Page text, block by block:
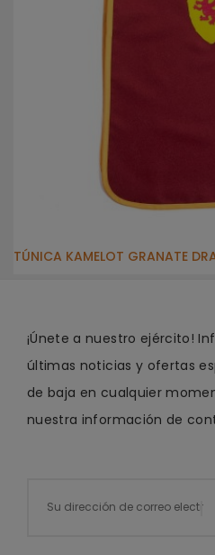
TÚNICA KAMELOT GRANATE
¡Únete a nuestro ejército!
últimas noticias y ofertas
de baja en cualquier
nuestra información de